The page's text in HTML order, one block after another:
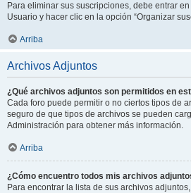
Para eliminar sus suscripciones, debe entrar
Usuario y hacer clic en la opción “Organizar
Arriba
Archivos Adjuntos
¿Qué archivos adjuntos son permitidos en
Cada foro puede permitir o no ciertos tipos de
seguro de que tipos de archivos se pueden
Administración para obtener más información.
Arriba
¿Cómo encuentro todos mis archivos
Para encontrar la lista de sus archivos